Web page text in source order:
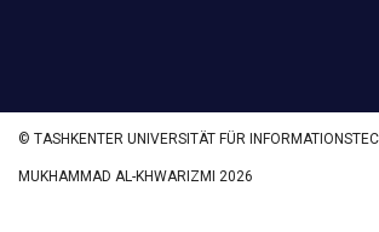
© TASHKENTER UNIVERSITÄT FÜR
MUKHAMMAD AL-KHWARIZMI 2026